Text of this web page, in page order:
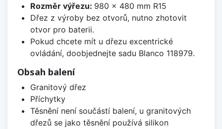
Rozměr výřezu: 980 x 480 mm R15
Dřez z výroby bez otvorů, nutno zhotovit
otvor pro baterii.
Pokud chcete mít u dřezu excentrické
ovládání, doobjednejte sadu Blanco 118979.
Obsah balení
Granitový dřez
Příchytky
Těsnění není součástí balení, u granitových
dřezů se jako těsnění používá silikon